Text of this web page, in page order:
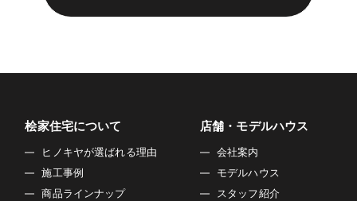
桧家住宅について
ヒノキヤが選ばれる理由
施工事例
商品ラインナップ
店舗・モデルハウス
会社案内
モデルハウス
スタッフ紹介